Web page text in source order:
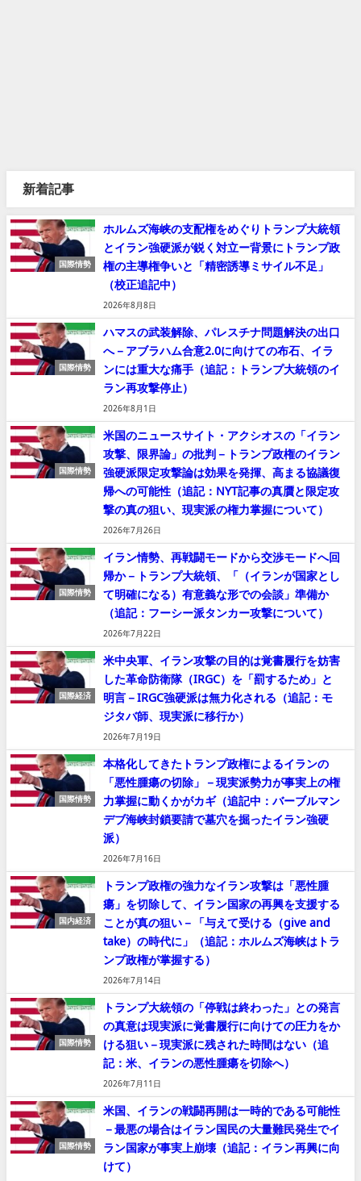
新着記事
国際情勢
ホルムズ海峡の支配権をめぐりトランプ大統領
とイラン強硬派が鋭く対立ー背景にトランプ政
権の主導権争いと「精密誘導ミサイル不足」
（校正追記中）
2026年8月8日
国際情勢
ハマスの武装解除、パレスチナ問題解決の出口
へ－アブラハム合意2.0に向けての布石、イラ
ンには重大な痛手（追記：トランプ大統領のイ
ラン再攻撃停止）
2026年8月1日
国際情勢
米国のニュースサイト・アクシオスの「イラン
攻撃、限界論」の批判－トランプ政権のイラン
強硬派限定攻撃論は効果を発揮、高まる協議復
帰への可能性（追記：NYT記事の真贋と限定攻
撃の真の狙い、現実派の権力掌握について）
2026年7月26日
国際情勢
イラン情勢、再戦闘モードから交渉モードへ回
帰か－トランプ大統領、「（イランが国家とし
て明確になる）有意義な形での会談」準備か
（追記：フーシー派タンカー攻撃について）
2026年7月22日
国際経済
米中央軍、イラン攻撃の目的は覚書履行を妨害
した革命防衛隊（IRGC）を「罰するため」と
明言－IRGC強硬派は無力化される（追記：モ
ジタバ師、現実派に移行か）
2026年7月19日
国際情勢
本格化してきたトランプ政権によるイランの
「悪性腫瘍の切除」－現実派勢力が事実上の権
力掌握に動くかがカギ（追記中：バーブルマン
デブ海峡封鎖要請で墓穴を掘ったイラン強硬
派）
2026年7月16日
国内経済
トランプ政権の強力なイラン攻撃は「悪性腫
瘍」を切除して、イラン国家の再興を支援する
ことが真の狙い－「与えて受ける（give and
take）の時代に」（追記：ホルムズ海峡はトラ
ンプ政権が掌握する）
2026年7月14日
国際情勢
トランプ大統領の「停戦は終わった」との発言
の真意は現実派に覚書履行に向けての圧力をか
ける狙い－現実派に残された時間はない（追
記：米、イランの悪性腫瘍を切除へ）
2026年7月11日
国際情勢
米国、イランの戦闘再開は一時的である可能性
－最悪の場合はイラン国民の大量難民発生でイ
ラン国家が事実上崩壊（追記：イラン再興に向
けて）